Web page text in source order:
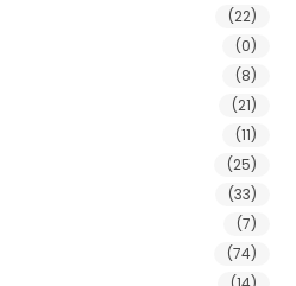
(22)
(0)
(8)
(21)
(11)
(25)
(33)
(7)
(74)